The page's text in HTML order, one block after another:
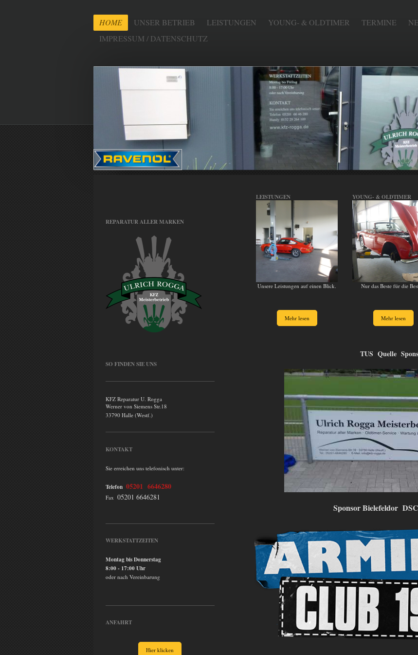
HOME UNSER BETRIEB LEISTUNGEN YOUNG- & OLDTIMER TERMINE
IMPRESSUM / DATENSCHUTZ
LEISTUNGEN
Unsere Leistungen auf einen Blick.
Mehr lesen
YOUNG- & OLDTIMER
Nur das Beste für die
Mehr lesen
TUS Quelle
Sponsor Bielefeldor
REPARATUR ALLER MARKEN
SO FINDEN SIE UNS
KFZ Reparatur U. Rogga
Werner von Siemens Str.18
33790 Halle (Westf.)
KONTAKT
Sie erreichen uns telefonisch unter:
Telefon 05201 6646280
Fax 05201 6646281
WERKSTATTZEITEN
Montag bis Donnerstag
8:00 - 17:00 Uhr
oder nach Vereinbarung
ANFAHRT
Hier klicken